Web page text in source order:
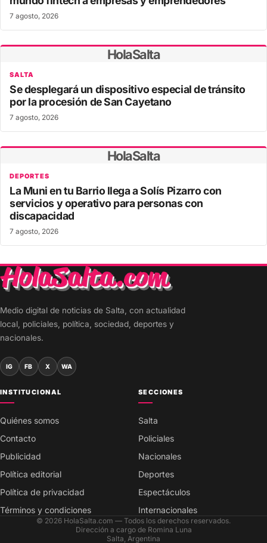
7 agosto, 2026
HolaSalta
SALTA
Se desplegará un dispositivo especial de tránsito
por la procesión de San Cayetano
7 agosto, 2026
HolaSalta
DEPORTES
La Muni en tu Barrio llega a Solís Pizarro con
servicios y operativo para personas con
discapacidad
7 agosto, 2026
Medio digital de noticias de Salta, con actualidad
local, policiales, política, sociedad, deportes y
nacionales.
IG FB X WA
INSTITUCIONAL
Quiénes somos
Contacto
Publicidad
Política editorial
Política de privacidad
Términos y condiciones
SECCIONES
Salta
Policiales
Nacionales
Deportes
Espectáculos
Internacionales
© 2026 HolaSalta.com — Todos los derechos reservados.
Dirección a cargo de Romina Luna
Salta, Argentina